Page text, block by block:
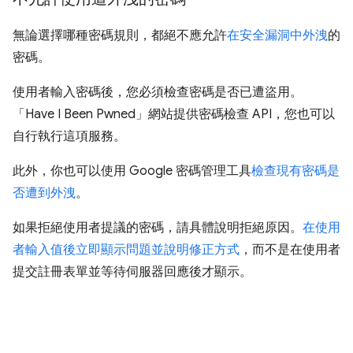
無論選擇哪種密碼規則，都絕不應允許在安全漏洞中外洩的
密碼。
使用者輸入密碼後，您必須檢查密碼是否已遭盜用。
「Have I Been Pwned」網站提供密碼檢查 API，您也可以
自行執行這項服務。
此外，你也可以使用 Google 密碼管理工具檢查現有密碼是
否遭到外洩。
如果拒絕使用者提議的密碼，請具體說明拒絕原因。 在使用
者輸入值後立即顯示問題並說明修正方式 ，而不是在使用者
提交註冊表單並等待伺服器回應後才顯示。